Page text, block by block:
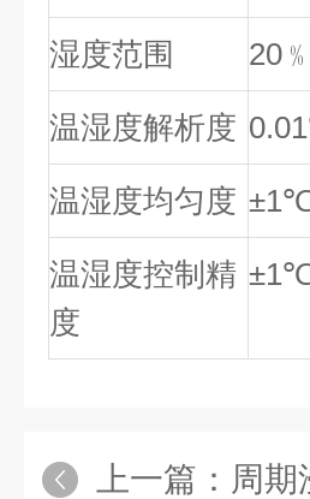
湿度范围
温湿度解析度
温湿度均匀度
温湿度控制精
度
上一篇： 周期